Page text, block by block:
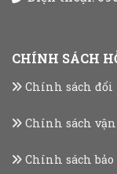
CHÍNH SÁCH
Chính sách
Chính sách
Chính sách